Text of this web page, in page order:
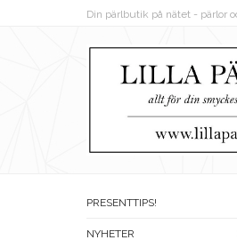
Din pärlbutik på nätet - pärlor
PRESENTTIPS!
NYHETER